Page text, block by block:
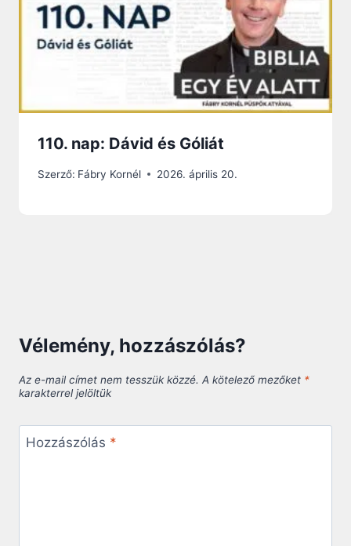
110. nap: Dávid és Góliát
Szerző: Fábry Kornél 2026. április 20.
Vélemény, hozzászólás?
Az e-mail címet nem tesszük közzé. A kötelező mezőket *
karakterrel jelöltük
Hozzászólás *